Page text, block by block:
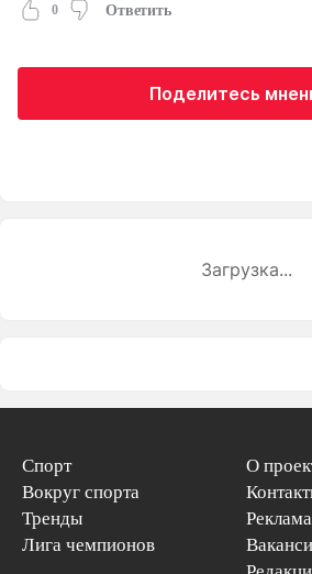
0 Ответить
Поделитесь
Загрузка...
Спорт
Вокруг спорта
Тренды
Лига чемпионов
О
Реклама